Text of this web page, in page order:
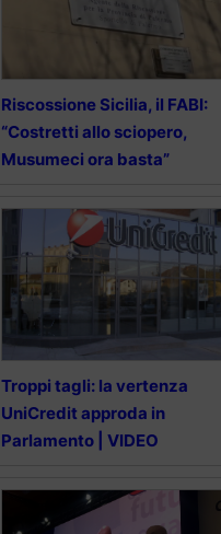
Riscossione Sicilia, il FABI:
“Costretti allo sciopero,
Musumeci ora basta”
Troppi tagli: la vertenza
UniCredit approda in
Parlamento | VIDEO